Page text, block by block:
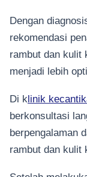
Dengan
rekomendasi
rambut dan kulit
menjadi lebih
Di klinik
berkonsultasi
berpengalaman
rambut dan kulit